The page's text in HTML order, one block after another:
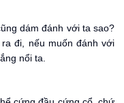
dám đánh với ta sao?
đi, nếu muốn đánh với
nổi ta.